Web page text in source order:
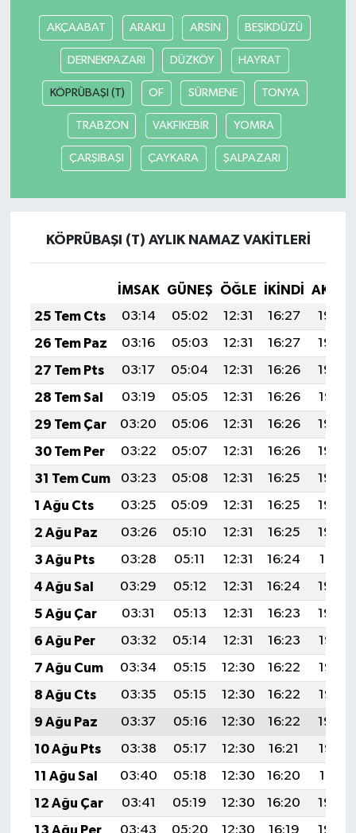
AKÇAABAT ARAKLI ARSİN BEŞİKDÜZÜ
DERNEKPAZARI DÜZKÖY HAYRAT
KÖPRÜBAŞI (T) OF SÜRMENE TONYA
TRABZON VAKFIKEBİR YOMRA
ÇARŞIBAŞI ÇAYKARA ŞALPAZARI
KÖPRÜBAŞI (T) AYLIK NAMAZ VAKITLERI
İMSAK GÜNEŞ ÖĞLE İKINDI
25 Tem Cts
03:14 05:02 12:31 16:27
19:50
26 Tem Paz
03:16 05:03 12:31 16:27
19:49
27 Tem Pts
03:17 05:04 12:31 16:26
19:48
28 Tem Sal
03:19 05:05 12:31 16:26
19:47
29 Tem Çar
03:20 05:06 12:31 16:26
19:46
30 Tem Per
03:22 05:07 12:31 16:26
19:45
31 Tem Cum
03:23 05:08 12:31 16:25
19:44
1 Ağu Cts
03:25 05:09 12:31 16:25
19:43
2 Ağu Paz
03:26 05:10 12:31 16:25
19:42
3 Ağu Pts
03:28 05:11 12:31 16:24
19:41
4 Ağu Sal
03:29 05:12 12:31 16:24
19:40
5 Ağu Çar
03:31 05:13 12:31 16:23
19:39
6 Ağu Per
03:32 05:14 12:31 16:23
19:38
7 Ağu Cum
03:34 05:15 12:30 16:22
19:36
8 Ağu Cts
03:35 05:15 12:30 16:22
19:35
9 Ağu Paz
03:37 05:16 12:30 16:22
19:34
10 Ağu Pts
03:38 05:17 12:30 16:21
19:33
11 Ağu Sal
03:40 05:18 12:30 16:20
19:31
12 Ağu Çar
03:41 05:19 12:30 16:20
19:30
13 Ağu Per
03:43 05:20 12:30 16:19
19:29